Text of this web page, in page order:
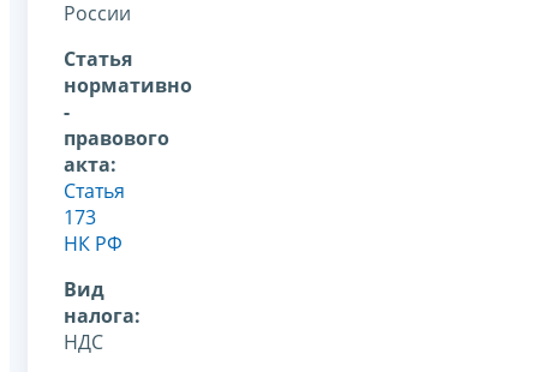
России
Статья
нормативно
-
правового
акта:
Статья
173
НК РФ
Вид
налога:
НДС